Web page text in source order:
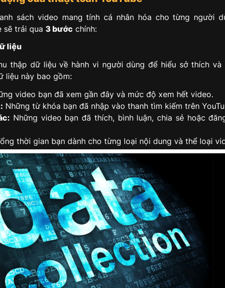
sách video mang tính cá nhân hóa cho từng người
sẽ trải qua 3 bước chính:
liệu
thập dữ liệu về hành vi người dùng để hiểu sở thích và
liệu này bao gồm:
video bạn đã xem gần đây và mức độ xem hết video.
Những từ khóa bạn đã nhập vào thanh tìm kiếm trên
Những video bạn đã thích, bình luận, chia sẻ hoặc
thời gian bạn dành cho từng loại nội dung và thể loại